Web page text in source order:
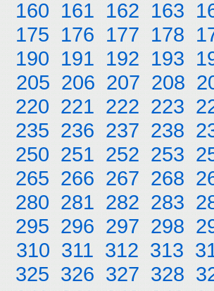
160 161 162 163
175 176 177 178
190 191 192 193
205 206 207 208
220 221 222 223
235 236 237 238
250 251 252 253
265 266 267 268
280 281 282 283
295 296 297 298
310 311 312 313
325 326 327 328